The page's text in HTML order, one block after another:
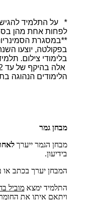
* על התלמיד להגיש
לפחות אחת מהן
**במסגרת
בפקולטה, יוצעו
בלימודי צילום.
הלימודים הנהוגה
מבחן גמר
מבחן הגמר ייערך
בידיעון.
המבחן יערך בכתב או
התלמיד ימצא מוביל
ויתאם איתו את